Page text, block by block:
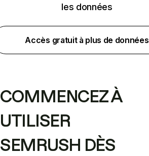
les données
Accès gratuit à plus de données
COMMENCEZ À
UTILISER
SEMRUSH DÈS